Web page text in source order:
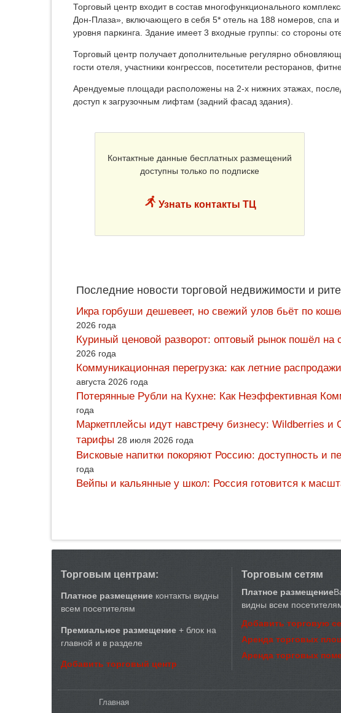
Торговый центр входит в состав многофункционального
Дон-Плаза», включающего в себя 5* отель на 188 номеров, спа
уровня паркинга. Здание имеет 3 входные группы: со стороны
Торговый центр получает дополнительные регулярно
гости отеля, участники конгрессов, посетители ресторанов,
Арендуемые площади расположены на 2-х нижних этажах,
доступ к загрузочным лифтам (задний фасад здания).
Контактные данные бесплатных размещений
доступны только по подписке
Узнать контакты ТЦ
Последние новости торговой недвижимости и
Икра горбуши дешевеет, но свежий улов бьёт по
2026 года
Куриный ценовой разворот: оптовый рынок пошёл
2026 года
Коммуникационная перегрузка: как летние
августа 2026 года
Потерянные Рубли на Кухне: Как Неэффективная
года
Маркетплейсы идут навстречу бизнесу: Wildberries
тарифы 28 июля 2026 года
Висковые напитки покоряют Россию: доступность и
года
Вейпы и кальянные у школ: Россия готовится к
Торговым центрам:
Платное размещение контакты видны
всем посетителям
Премиальное размещение + блок на
главной и в разделе
Добавить торговый центр
Торговым сетям
Платное размещение
видны всем
Добавить торговую
Аренда торговых
Аренда торговых
Главная